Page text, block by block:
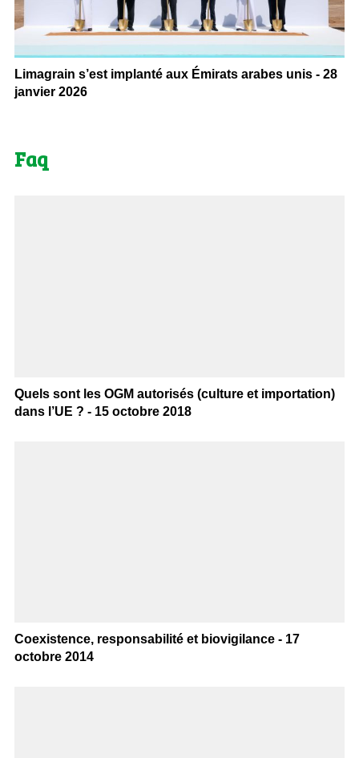
Limagrain s’est implanté aux Émirats arabes unis - 28
janvier 2026
Faq
Quels sont les OGM autorisés (culture et importation)
dans l’UE ? - 15 octobre 2018
Coexistence, responsabilité et biovigilance - 17
octobre 2014